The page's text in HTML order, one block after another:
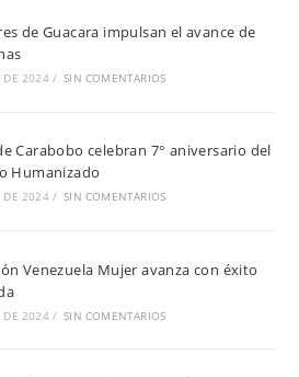
de Guacara impulsan el avance de
DE 2024 / SIN COMENTARIOS
Carabobo celebran 7° aniversario del
Humanizado
DE 2024 / SIN COMENTARIOS
Venezuela Mujer avanza con éxito
DE 2024 / SIN COMENTARIOS